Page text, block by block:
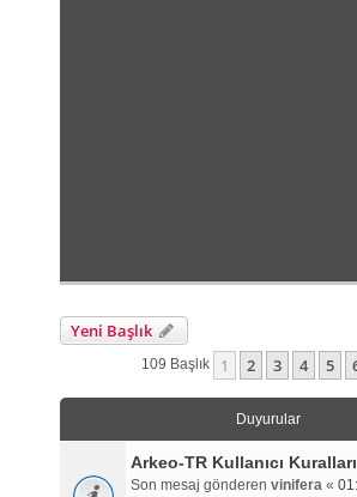
Yeni Başlık
109 Başlık 1 2 3 4 5
Duyurular
Arkeo-TR Kullanıcı Kuralları
Son mesaj gönderen vinifera«